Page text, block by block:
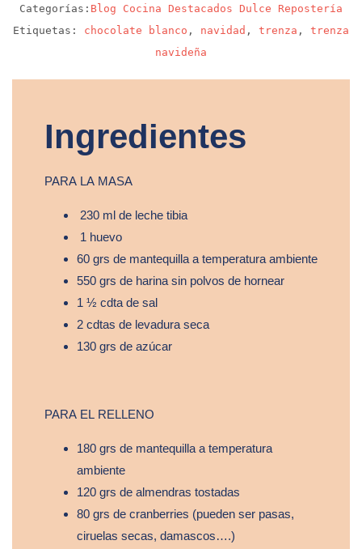
Categorías: Blog Cocina Destacados Dulce
Repostería
Etiquetas: chocolate blanco , navidad , trenza , trenza
navideña
Ingredientes
PARA LA MASA
230 ml de leche tibia
1 huevo
60 grs de mantequilla a temperatura ambiente
550 grs de harina sin polvos de hornear
1 ½ cdta de sal
2 cdtas de levadura seca
130 grs de azúcar
PARA EL RELLENO
180 grs de mantequilla a temperatura
ambiente
120 grs de almendras tostadas
80 grs de cranberries (pueden ser pasas,
ciruelas secas, damascos….)